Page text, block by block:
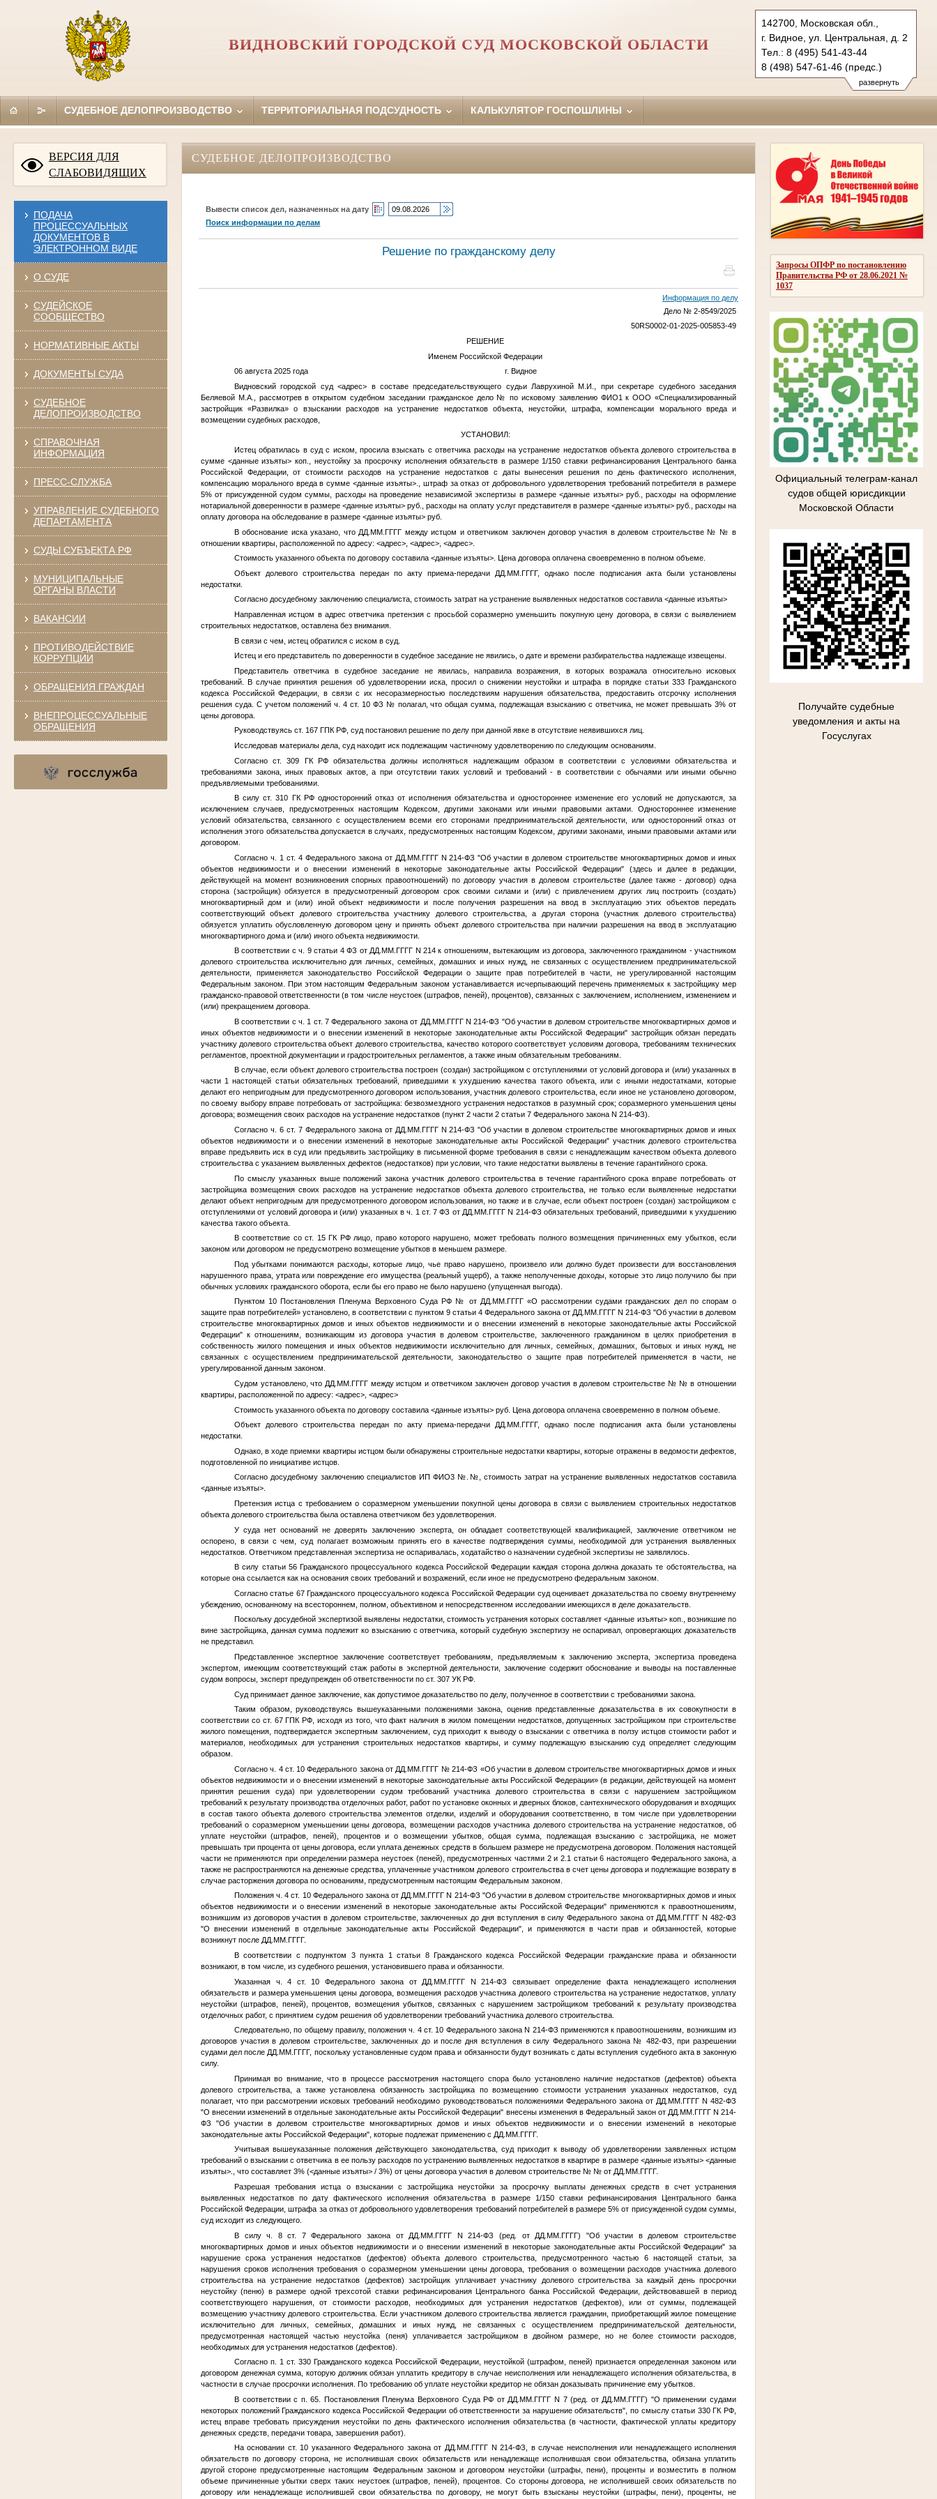
развернуть
142700, Московская обл.,
г. Видное, ул. Центральная, д. 2
Тел.: 8 (495) 541-43-44
8 (498) 547-61-46 (предс.)
vidnoe.mo@sudrf.ru
ВИДНОВСКИЙ ГОРОДСКОЙ СУД МОСКОВСКОЙ ОБЛАСТИ
СУДЕБНОЕ ДЕЛОПРОИЗВОДСТВО ТЕРРИТОРИАЛЬНАЯ ПОДСУДНОСТЬ КАЛЬКУЛЯТОР ГОСПОШЛИНЫ
ВЕРСИЯ ДЛЯ
СЛАБОВИДЯЩИХ
ПОДАЧА
ПРОЦЕССУАЛЬНЫХ
ДОКУМЕНТОВ В
ЭЛЕКТРОННОМ ВИДЕ
О СУДЕ
СУДЕЙСКОЕ
СООБЩЕСТВО
НОРМАТИВНЫЕ АКТЫ
ДОКУМЕНТЫ СУДА
СУДЕБНОЕ
ДЕЛОПРОИЗВОДСТВО
СПРАВОЧНАЯ
ИНФОРМАЦИЯ
ПРЕСС-СЛУЖБА
УПРАВЛЕНИЕ СУДЕБНОГО
ДЕПАРТАМЕНТА
СУДЫ СУБЪЕКТА РФ
МУНИЦИПАЛЬНЫЕ
ОРГАНЫ ВЛАСТИ
ВАКАНСИИ
ПРОТИВОДЕЙСТВИЕ
КОРРУПЦИИ
ОБРАЩЕНИЯ ГРАЖДАН
ВНЕПРОЦЕССУАЛЬНЫЕ
ОБРАЩЕНИЯ
Запросы ОПФР по постановлению
Правительства РФ от 28.06.2021 №
1037
Официальный телеграм-канал
судов общей юрисдикции
Московской Области
Получайте судебные
уведомления и акты на
Госуслугах
СУДЕБНОЕ ДЕЛОПРОИЗВОДСТВО
Вывести список дел, назначенных на дату
Поиск информации по делам
Решение по гражданскому делу
Информация по делу
Дело № 2-8549/2025
50RS0002-01-2025-005853-49
РЕШЕНИЕ
Именем Российской Федерации
06 августа 2025 года г. Видное
Видновский городской суд<адрес> в составе председательствующего судьи Лаврухиной М.И., при секретаре судебного заседания
Беляевой М.А., рассмотрев в открытом судебном заседании гражданское дело № по исковому заявлению ФИО1 к ООО «Специализированный
застройщик «Развилка» о взыскании расходов на устранение недостатков объекта, неустойки, штрафа, компенсации морального вреда и
возмещении судебных расходов,
УСТАНОВИЛ:
Истец обратилась в суд с иском, просила взыскать с ответчика расходы на устранение недостатков объекта долевого строительства в
сумме <данные изъяты> коп., неустойку за просрочку исполнения обязательств в размере 1/150 ставки рефинансирования Центрального банка
Российской Федерации, от стоимости расходов на устранение недостатков с даты вынесения решения по день фактического исполнения,
компенсацию морального вреда в сумме<данные изъяты>., штраф за отказ от добровольного удовлетворения требований потребителя в размере
5% от присужденной судом суммы, расходы на проведение независимой экспертизы в размере<данные изъяты>руб., расходы на оформление
нотариальной доверенности в размере<данные изъяты> руб., расходы на оплату услуг представителя в размере <данные изъяты>руб., расходы на
оплату договора на обследование в размере <данные изъяты>руб.
В обоснование иска указано, что ДД.ММ.ГГГГ между истцом и ответчиком заключен договор участия в долевом строительстве № № в
отношении квартиры, расположенной по адресу: <адрес>, <адрес>, <адрес>.
Стоимость указанного объекта по договору составила <данные изъяты>. Цена договора оплачена своевременно в полном объеме.
Объект долевого строительства передан по акту приема-передачи ДД.ММ.ГГГГ, однако после подписания акта были установлены
недостатки.
Согласно досудебному заключению специалиста, стоимость затрат на устранение выявленных недостатков составила <данные изъяты>
Направленная истцом в адрес ответчика претензия с просьбой соразмерно уменьшить покупную цену договора, в связи с выявлением
строительных недостатков, оставлена без внимания.
В связи с чем, истец обратился с иском в суд.
Истец и его представитель по доверенности в судебное заседание не явились, о дате и времени разбирательства надлежаще извещены.
Представитель ответчика в судебное заседание не явилась, направила возражения, в которых возражала относительно исковых
требований. В случае принятия решения об удовлетворении иска, просил о снижении неустойки и штрафа в порядке статьи 333 Гражданского
кодекса Российской Федерации, в связи с их несоразмерностью последствиям нарушения обязательства, предоставить отсрочку исполнения
решения суда. С учетом положений ч. 4 ст. 10 ФЗ № полагал, что общая сумма, подлежащая взысканию с ответчика, не может превышать 3% от
цены договора.
Руководствуясь ст. 167 ГПК РФ, суд постановил решение по делу при данной явке в отсутствие неявившихся лиц.
Исследовав материалы дела, суд находит иск подлежащим частичному удовлетворению по следующим основаниям.
Согласно ст. 309 ГК РФ обязательства должны исполняться надлежащим образом в соответствии с условиями обязательства и
требованиями закона, иных правовых актов, а при отсутствии таких условий и требований - в соответствии с обычаями или иными обычно
предъявляемыми требованиями.
В силу ст. 310 ГК РФ односторонний отказ от исполнения обязательства и одностороннее изменение его условий не допускаются, за
исключением случаев, предусмотренных настоящим Кодексом, другими законами или иными правовыми актами. Одностороннее изменение
условий обязательства, связанного с осуществлением всеми его сторонами предпринимательской деятельности, или односторонний отказ от
исполнения этого обязательства допускается в случаях, предусмотренных настоящим Кодексом, другими законами, иными правовыми актами или
договором.
Согласно ч. 1 ст. 4 Федерального закона от ДД.ММ.ГГГГN 214-ФЗ "Об участии в долевом строительстве многоквартирных домов и иных
объектов недвижимости и о внесении изменений в некоторые законодательные акты Российской Федерации" (здесь и далее в редакции,
действующей на момент возникновения спорных правоотношений) по договору участия в долевом строительстве (далее также - договор) одна
сторона (застройщик) обязуется в предусмотренный договором срок своими силами и (или) с привлечением других лиц построить (создать)
многоквартирный дом и (или) иной объект недвижимости и после получения разрешения на ввод в эксплуатацию этих объектов передать
соответствующий объект долевого строительства участнику долевого строительства, а другая сторона (участник долевого строительства)
обязуется уплатить обусловленную договором цену и принять объект долевого строительства при наличии разрешения на ввод в эксплуатацию
многоквартирного дома и (или) иного объекта недвижимости.
В соответствии с ч. 9 статьи 4 ФЗ от ДД.ММ.ГГГГ N 214 к отношениям, вытекающим из договора, заключенного гражданином - участником
долевого строительства исключительно для личных, семейных, домашних и иных нужд, не связанных с осуществлением предпринимательской
деятельности, применяется законодательство Российской Федерации о защите прав потребителей в части, не урегулированной настоящим
Федеральным законом. При этом настоящим Федеральным законом устанавливается исчерпывающий перечень применяемых к застройщику мер
гражданско-правовой ответственности (в том числе неустоек (штрафов, пеней), процентов), связанных с заключением, исполнением, изменением и
(или) прекращением договора.
В соответствии с ч. 1 ст. 7 Федерального закона от ДД.ММ.ГГГГN 214-ФЗ "Об участии в долевом строительстве многоквартирных домов и
иных объектов недвижимости и о внесении изменений в некоторые законодательные акты Российской Федерации" застройщик обязан передать
участнику долевого строительства объект долевого строительства, качество которого соответствует условиям договора, требованиям технических
регламентов, проектной документации и градостроительных регламентов, а также иным обязательным требованиям.
В случае, если объект долевого строительства построен (создан) застройщиком с отступлениями от условий договора и (или) указанных в
части 1 настоящей статьи обязательных требований, приведшими к ухудшению качества такого объекта, или с иными недостатками, которые
делают его непригодным для предусмотренного договором использования, участник долевого строительства, если иное не установлено договором,
по своему выбору вправе потребовать от застройщика: безвозмездного устранения недостатков в разумный срок; соразмерного уменьшения цены
договора; возмещения своих расходов на устранение недостатков (пункт 2 части 2 статьи 7 Федерального закона N 214-ФЗ).
Согласно ч. 6 ст. 7 Федерального закона от ДД.ММ.ГГГГN 214-ФЗ "Об участии в долевом строительстве многоквартирных домов и иных
объектов недвижимости и о внесении изменений в некоторые законодательные акты Российской Федерации" участник долевого строительства
вправе предъявить иск в суд или предъявить застройщику в письменной форме требования в связи с ненадлежащим качеством объекта долевого
строительства с указанием выявленных дефектов (недостатков) при условии, что такие недостатки выявлены в течение гарантийного срока.
По смыслу указанных выше положений закона участник долевого строительства в течение гарантийного срока вправе потребовать от
застройщика возмещения своих расходов на устранение недостатков объекта долевого строительства, не только если выявленные недостатки
делают объект непригодным для предусмотренного договором использования, но также и в случае, если объект построен (создан) застройщиком с
отступлениями от условий договора и (или) указанных в ч. 1 ст. 7 ФЗ от ДД.ММ.ГГГГ N 214-ФЗ обязательных требований, приведшими к ухудшению
качества такого объекта.
В соответствие со ст. 15 ГК РФ лицо, право которого нарушено, может требовать полного возмещения причиненных ему убытков, если
законом или договором не предусмотрено возмещение убытков в меньшем размере.
Под убытками понимаются расходы, которые лицо, чье право нарушено, произвело или должно будет произвести для восстановления
нарушенного права, утрата или повреждение его имущества (реальный ущерб), а также неполученные доходы, которые это лицо получило бы при
обычных условиях гражданского оборота, если бы его право не было нарушено (упущенная выгода).
Пунктом 10 Постановления Пленума Верховного Суда РФ № от ДД.ММ.ГГГГ«О рассмотрении судами гражданских дел по спорам о
защите прав потребителей» установлено, в соответствии с пунктом 9 статьи 4 Федерального закона отДД.ММ.ГГГГ N 214-ФЗ "Об участии в долевом
строительстве многоквартирных домов и иных объектов недвижимости и о внесении изменений в некоторые законодательные акты Российской
Федерации" к отношениям, возникающим из договора участия в долевом строительстве, заключенного гражданином в целях приобретения в
собственность жилого помещения и иных объектов недвижимости исключительно для личных, семейных, домашних, бытовых и иных нужд, не
связанных с осуществлением предпринимательской деятельности, законодательство о защите прав потребителей применяется в части, не
урегулированной данным законом.
Судом установлено, что ДД.ММ.ГГГГ между истцом и ответчиком заключен договор участия в долевом строительстве № № в отношении
квартиры, расположенной по адресу: <адрес>, <адрес>
Стоимость указанного объекта по договору составила <данные изъяты>руб. Цена договора оплачена своевременно в полном объеме.
Объект долевого строительства передан по акту приема-передачи ДД.ММ.ГГГГ, однако после подписания акта были установлены
недостатки.
Однако, в ходе приемки квартиры истцом были обнаружены строительные недостатки квартиры, которые отражены в ведомости дефектов,
подготовленной по инициативе истцов.
Согласно досудебному заключению специалистов ИПФИО3 №. №, стоимость затрат на устранение выявленных недостатков составила
<данные изъяты>.
Претензия истца с требованием о соразмерном уменьшении покупной цены договора в связи с выявлением строительных недостатков
объекта долевого строительства была оставлена ответчиком без удовлетворения.
У суда нет оснований не доверять заключению эксперта, он обладает соответствующей квалификацией, заключение ответчиком не
оспорено, в связи с чем, суд полагает возможным принять его в качестве подтверждения суммы, необходимой для устранения выявленных
недостатков. Ответчиком представленная экспертиза не оспаривалась, ходатайство о назначении судебной экспертизы не заявлялось.
В силу статьи 56 Гражданского процессуального кодекса Российской Федерации каждая сторона должна доказать те обстоятельства, на
которые она ссылается как на основания своих требований и возражений, если иное не предусмотрено федеральным законом.
Согласно статье 67 Гражданского процессуального кодекса Российской Федерации суд оценивает доказательства по своему внутреннему
убеждению, основанному на всестороннем, полном, объективном и непосредственном исследовании имеющихся в деле доказательств.
Поскольку досудебной экспертизой выявлены недостатки, стоимость устранения которых составляет<данные изъяты>коп., возникшие по
вине застройщика, данная сумма подлежит ко взысканию с ответчика, который судебную экспертизу не оспаривал, опровергающих доказательств
не представил.
Представленное экспертное заключение соответствует требованиям, предъявляемым к заключению эксперта, экспертиза проведена
экспертом, имеющим соответствующий стаж работы в экспертной деятельности, заключение содержит обоснование и выводы на поставленные
судом вопросы, эксперт предупрежден об ответственности по ст. 307 УК РФ.
Суд принимает данное заключение, как допустимое доказательство по делу, полученное в соответствии с требованиями закона.
Таким образом, руководствуясь вышеуказанными положениями закона, оценив представленные доказательства в их совокупности в
соответствии со ст. 67 ГПК РФ, исходя из того, что факт наличия в жилом помещении недостатков, допущенных застройщиком при строительстве
жилого помещения, подтверждается экспертным заключением, суд приходит к выводу о взыскании с ответчика в ползу истцов стоимости работ и
материалов, необходимых для устранения строительных недостатков квартиры, и сумму подлежащую взысканию суд определяет следующим
образом.
Согласно ч. 4 ст. 10 Федерального закона от ДД.ММ.ГГГГ № 214-ФЗ «Об участии в долевом строительстве многоквартирных домов и иных
объектов недвижимости и о внесении изменений в некоторые законодательные акты Российской Федерации» (в редакции, действующей на момент
принятия решения суда) при удовлетворении судом требований участника долевого строительства в связи с нарушением застройщиком
требований к результату производства отделочных работ, работ по установке оконных и дверных блоков, сантехнического оборудования и входящих
в состав такого объекта долевого строительства элементов отделки, изделий и оборудования соответственно, в том числе при удовлетворении
требований о соразмерном уменьшении цены договора, возмещении расходов участника долевого строительства на устранение недостатков, об
уплате неустойки (штрафов, пеней), процентов и о возмещении убытков, общая сумма, подлежащая взысканию с застройщика, не может
превышать три процента от цены договора, если уплата денежных средств в большем размере не предусмотрена договором. Положения настоящей
части не применяются при определении размера неустоек (пеней), предусмотренных частями 2 и 2.1 статьи 6 настоящего Федерального закона, а
также не распространяются на денежные средства, уплаченные участником долевого строительства в счет цены договора и подлежащие возврату в
случае расторжения договора по основаниям, предусмотренным настоящим Федеральным законом.
Положения ч. 4 ст. 10 Федерального закона от ДД.ММ.ГГГГ N 214-ФЗ "Об участии в долевом строительстве многоквартирных домов и иных
объектов недвижимости и о внесении изменений в некоторые законодательные акты Российской Федерации" применяются к правоотношениям,
возникшим из договоров участия в долевом строительстве, заключенных до дня вступления в силу Федерального закона от ДД.ММ.ГГГГ N 482-ФЗ
"О внесении изменений в отдельные законодательные акты Российской Федерации", и применяются в части прав и обязанностей, которые
возникнут после ДД.ММ.ГГГГ.
В соответствии с подпунктом 3 пункта 1 статьи 8 Гражданского кодекса Российской Федерации гражданские права и обязанности
возникают, в том числе, из судебного решения, установившего права и обязанности.
Указанная ч. 4 ст. 10 Федерального закона от ДД.ММ.ГГГГ N 214-ФЗ связывает определение факта ненадлежащего исполнения
обязательств и размера уменьшения цены договора, возмещения расходов участника долевого строительства на устранение недостатков, уплату
неустойки (штрафов, пеней), процентов, возмещения убытков, связанных с нарушением застройщиком требований к результату производства
отделочных работ, с принятием судом решения об удовлетворении требований участника долевого строительства.
Следовательно, по общему правилу, положения ч. 4 ст. 10 Федерального закона N 214-ФЗ применяются к правоотношениям, возникшим из
договоров участия в долевом строительстве, заключенных до и после дня вступления в силу Федерального закона № 482-ФЗ, при разрешении
судами дел после ДД.ММ.ГГГГ, поскольку установленные судом права и обязанности будут возникать с даты вступления судебного акта в законную
силу.
Принимая во внимание, что в процессе рассмотрения настоящего спора было установлено наличие недостатков (дефектов) объекта
долевого строительства, а также установлена обязанность застройщика по возмещению стоимости устранения указанных недостатков, суд
полагает, что при рассмотрении исковых требований необходимо руководствоваться положениями Федерального закона от ДД.ММ.ГГГГN 482-ФЗ
"О внесении изменений в отдельные законодательные акты Российской Федерации" внесены изменения в Федеральный закон от ДД.ММ.ГГГГN 214-
ФЗ "Об участии в долевом строительстве многоквартирных домов и иных объектов недвижимости и о внесении изменений в некоторые
законодательные акты Российской Федерации", которые подлежат применению с ДД.ММ.ГГГГ.
Учитывая вышеуказанные положения действующего законодательства, суд приходит к выводу об удовлетворении заявленных истцом
требований о взыскании с ответчика в ее пользу расходов по устранению выявленных недостатков в квартире в размере <данные изъяты> <данные
изъяты>., что составляет 3% (<данные изъяты>/ 3%) от цены договора участия в долевом строительстве № №от ДД.ММ.ГГГГ.
Разрешая требования истца о взыскании с застройщика неустойки за просрочку выплаты денежных средств в счет устранения
выявленных недостатков по дату фактического исполнения обязательства в размере 1/150 ставки рефинансирования Центрального банка
Российской Федерации, штрафа за отказ от добровольного удовлетворения требований потребителей в размере 5% от присужденной судом суммы,
суд исходит из следующего.
В силу ч. 8 ст. 7 Федерального закона от ДД.ММ.ГГГГ N 214-ФЗ (ред. от ДД.ММ.ГГГГ) "Об участии в долевом строительстве
многоквартирных домов и иных объектов недвижимости и о внесении изменений в некоторые законодательные акты Российской Федерации" за
нарушение срока устранения недостатков (дефектов) объекта долевого строительства, предусмотренного частью 6 настоящей статьи, за
нарушения сроков исполнения требования о соразмерном уменьшении цены договора, требования о возмещении расходов участника долевого
строительства на устранение недостатков (дефектов) застройщик уплачивает участнику долевого строительства за каждый день просрочки
неустойку (пеню) в размере одной трехсотой ставки рефинансирования Центрального банка Российской Федерации, действовавшей в период
соответствующего нарушения, от стоимости расходов, необходимых для устранения недостатков (дефектов), или от суммы, подлежащей
возмещению участнику долевого строительства. Если участником долевого строительства является гражданин, приобретающий жилое помещение
исключительно для личных, семейных, домашних и иных нужд, не связанных с осуществлением предпринимательской деятельности,
предусмотренная настоящей частью неустойка (пеня) уплачивается застройщиком в двойном размере, но не более стоимости расходов,
необходимых для устранения недостатков (дефектов).
Согласно п. 1 ст. 330 Гражданского кодекса Российской Федерации, неустойкой (штрафом, пеней) признается определенная законом или
договором денежная сумма, которую должник обязан уплатить кредитору в случае неисполнения или ненадлежащего исполнения обязательства, в
частности в случае просрочки исполнения. По требованию об уплате неустойки кредитор не обязан доказывать причинение ему убытков.
В соответствии с п. 65. Постановления Пленума Верховного Суда РФ от ДД.ММ.ГГГГ N 7 (ред. от ДД.ММ.ГГГГ) "О применении судами
некоторых положений Гражданского кодекса Российской Федерации об ответственности за нарушение обязательств", по смыслу статьи 330 ГК РФ,
истец вправе требовать присуждения неустойки по день фактического исполнения обязательства (в частности, фактической уплаты кредитору
денежных средств, передачи товара, завершения работ).
На основании ст. 10 указанного Федерального закона от ДД.ММ.ГГГГ N 214-ФЗ, в случае неисполнения или ненадлежащего исполнения
обязательств по договору сторона, не исполнившая своих обязательств или ненадлежаще исполнившая свои обязательства, обязана уплатить
другой стороне предусмотренные настоящим Федеральным законом и договором неустойки (штрафы, пени), проценты и возместить в полном
объеме причиненные убытки сверх таких неустоек (штрафов, пеней), процентов. Со стороны договора, не исполнившей своих обязательств по
договору или ненадлежаще исполнившей свои обязательства по договору, не могут быть взысканы неустойки (штрафы, пени), проценты, не